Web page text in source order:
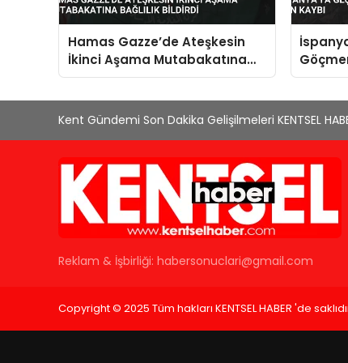
Hamas Gazze’de Ateşkesin
İkinci Aşama Mutabakatına
Bağlılık Bildirdi
Kaybı
Kent Gündemi Son Dakika Gelişilmeleri KENTSEL
Reklam & İşbirliği: habersonuclari@gmail.com
Copyright © 2025 Tüm hakları KENTSEL HABER 'de